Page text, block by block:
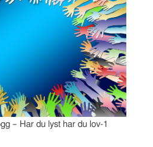
– Har du lyst har du lov-1